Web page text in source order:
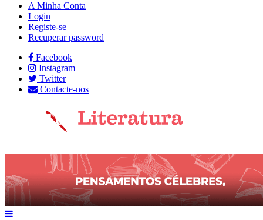
A Minha Conta
Login
Registe-se
Recuperar password
Facebook
Instagram
Twitter
Contacte-nos